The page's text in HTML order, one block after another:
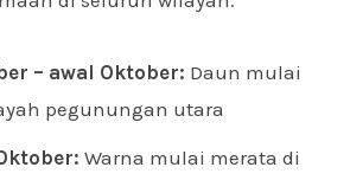
– awal Oktober: Daun mulai
pegunungan utara
Warna mulai merata di